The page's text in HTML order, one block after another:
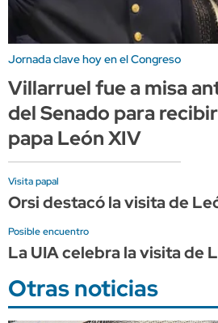
Jornada clave hoy en el Congreso
Villarruel fue a misa
del Senado para
papa León XIV
Visita papal
Orsi destacó la visita de
Posible encuentro
La UIA celebra la visita de
Otras noticias